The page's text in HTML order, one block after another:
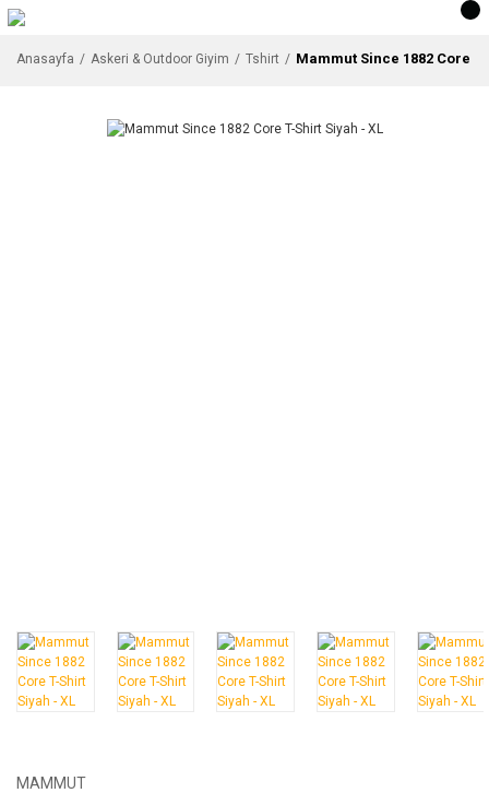
Anasayfa Askeri & Outdoor Giyim Tshirt Mammut Since 1882 Core
MAMMUT